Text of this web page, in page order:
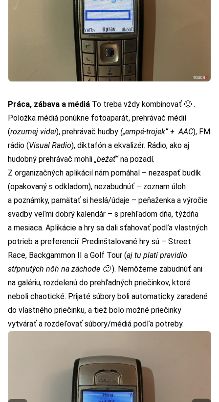
Práca, zábava a médiá To treba vždy kombinovať 🙂 .
Položka médiá ponúkne fotoaparát, prehrávač médií
(rozumej videí), prehrávač hudby („empé-trojek“ + AAC), FM
rádio (Visual Radio), diktafón a ekvalizér. Rádio, ako aj
hudobný prehrávač mohli „bežať“ na pozadí.
Z organizačných aplikácií nám pomáhal – nezaspať budík
(opakovaný s odkladom), nezabudnúť – zoznam úloh
a poznámky, pamätať si heslá/údaje – peňaženka a výročie
svadby veľmi dobrý kalendár – s prehľadom dňa, týždňa
a mesiaca. Aplikácie a hry sa dali sťahovať podľa vlastných
potrieb a preferencií. Predinštalované hry sú – Street
Race, Backgammon II a Golf Tour (aj tu platí pravidlo
stŕpnutých nôh na záchode 🙂). Nemôžeme zabudnúť ani
na galériu, rozdelenú do prehľadných priečinkov, ktoré
neboli chaotické. Prijaté súbory boli automaticky zaradené
do vlastného priečinku, a tiež bolo možné priečinky
vytvárať a rozdeľovať súbory/médiá podľa potreby.